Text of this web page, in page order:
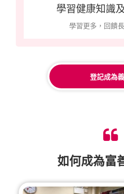
學習健康知識
學習更多，回饋
登記成為
如何成為富